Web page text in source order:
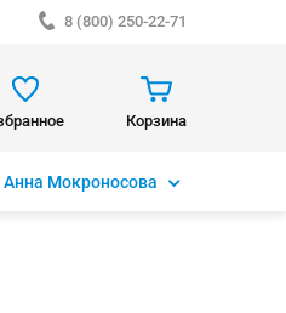
8 (800) 250-22-71
Корзина
Анна Мокроносова